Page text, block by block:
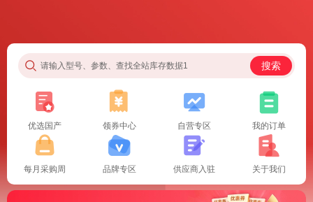
请输入型号、参数、查找全站库存数据1 搜索
优选国产 领券中心 自营专区 我的订单
每月采购周 品牌专区 供应商入驻 关于我们